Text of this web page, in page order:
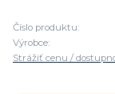
Číslo produktu:
Výrobce:
Strážiť cenu /